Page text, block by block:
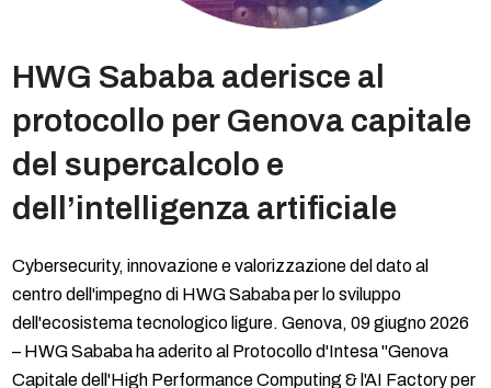
HWG Sababa aderisce al
protocollo per Genova capitale
del supercalcolo e
dell’intelligenza artificiale
Cybersecurity, innovazione e valorizzazione del dato al
centro dell'impegno di HWG Sababa per lo sviluppo
dell'ecosistema tecnologico ligure. Genova, 09 giugno 2026
– HWG Sababa ha aderito al Protocollo d'Intesa "Genova
Capitale dell'High Performance Computing & l'AI Factory per